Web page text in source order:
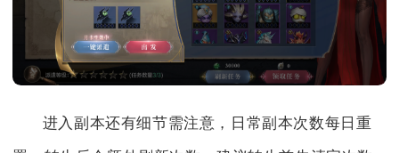
进入副本还有细节需注意，日常副本次数每日重